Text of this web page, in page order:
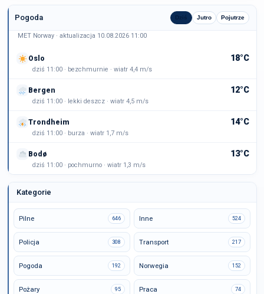
Pogoda Dziś Jutro Pojutrze
MET Norway · aktualizacja 10.08.2026 11:00
Oslo 18°C
dziś 11:00 · bezchmurnie · wiatr 4,4 m/s
Bergen 12°C
dziś 11:00 · lekki deszcz · wiatr 4,5 m/s
Trondheim 14°C
dziś 11:00 · burza · wiatr 1,7 m/s
Bodø 13°C
dziś 11:00 · pochmurno · wiatr 1,3 m/s
Kategorie
Pilne 646 Inne 524
Policja 308 Transport 217
Pogoda 192 Norwegia 152
Pożary 95 Praca 74